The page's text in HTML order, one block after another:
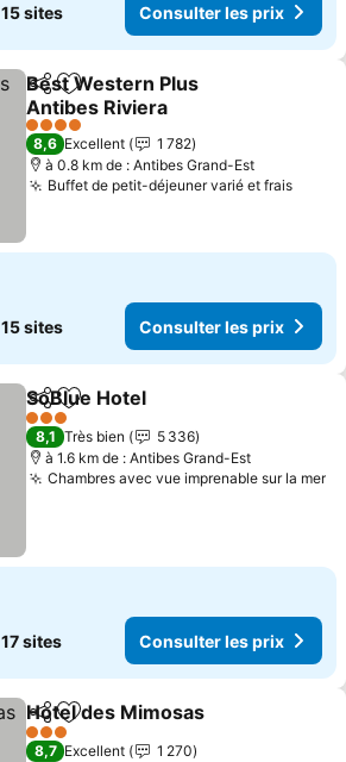
15 sites Consulter les prix
PartagerAjouter à mes favoris
Best Western Plus
Antibes Riviera
Consulter les prix
4 Étoiles
8,6 Excellent
1 782
à 0.8 km de : Antibes Grand-Est
Buffet de petit-déjeuner varié et frais
15 sites Consulter les prix
PartagerAjouter à mes favoris
SoBlue Hotel
3 Étoiles
8,1 Très bien
5 336
à 1.6 km de : Antibes Grand-Est
Chambres avec vue imprenable sur la mer
17 sites Consulter les prix
PartagerAjouter à mes favoris
Hotel des Mimosas
3 Étoiles
8,7 Excellent
1 270